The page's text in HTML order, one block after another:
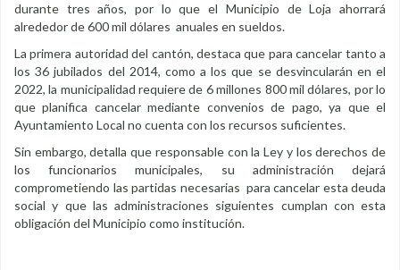
durante tres años, por lo que el Municipio de Loja ahorrará
alrededor de 600 mil dólares anuales en sueldos.
La primera autoridad del cantón, destaca que para cancelar tanto a
los 36 jubilados del 2014, como a los que se desvincularán en el
2022, la municipalidad requiere de 6 millones 800 mil dólares, por lo
que planifica cancelar mediante convenios de pago, ya que el
Ayuntamiento Local no cuenta con los recursos suficientes.
Sin embargo, detalla que responsable con la Ley y los derechos de
los funcionarios municipales, su administración dejará
comprometiendo las partidas necesarias para cancelar esta deuda
social y que las administraciones siguientes cumplan con esta
obligación del Municipio como institución.